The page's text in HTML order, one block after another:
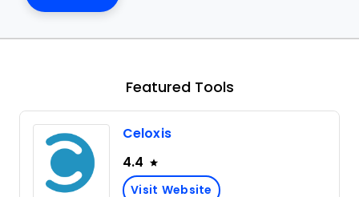
Featured Tools
Celoxis
4.4
Visit Website